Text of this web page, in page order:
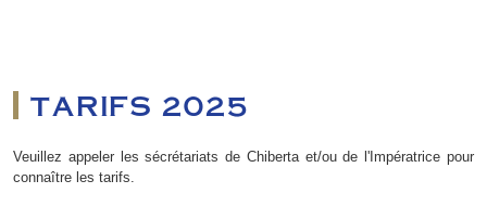
TARIFS 2025
Veuillez appeler les sécrétariats de Chiberta et/ou de l'Impératrice pour
connaître les tarifs.